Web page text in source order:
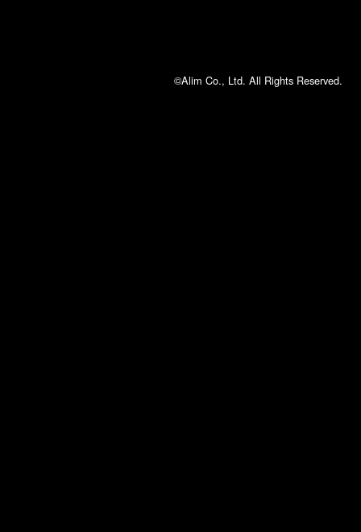
©Alim Co., Ltd. All Rights Reserved.